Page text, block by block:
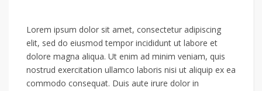
Lorem ipsum dolor sit amet, consectetur adipiscing
elit, sed do eiusmod tempor incididunt ut labore et
dolore magna aliqua. Ut enim ad minim veniam, quis
nostrud exercitation ullamco laboris nisi ut aliquip ex ea
commodo consequat. Duis aute irure dolor in